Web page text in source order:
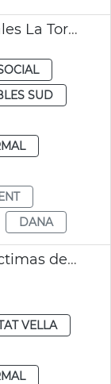
Centro auxiliar servicios sociales La Torre DANA
SUD
DANA
Minutos de silencio por las víctimas de la DANA
VELLA